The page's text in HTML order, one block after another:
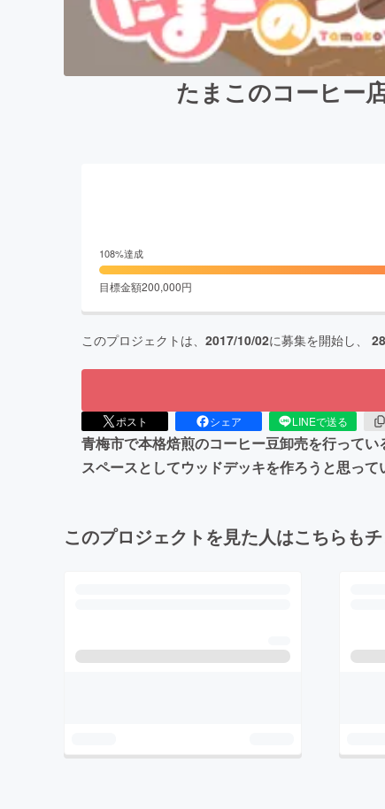
たまこのコーヒー
108%達成
目標金額200,000円
このプロジェクトは、 2017/10/02に募集を開始し、 28
ポスト シェア LINEで送る
青梅市で本格焙煎のコーヒー豆卸売を行って
スペースとしてウッドデッキを作ろうと思っ
このプロジェクトを見た人はこちらも